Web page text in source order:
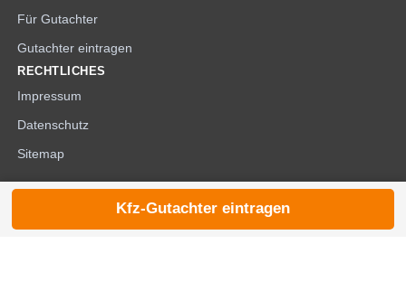
Für Gutachter
Gutachter eintragen
RECHTLICHES
Impressum
Datenschutz
Sitemap
© 2026 die-kfzgutachter.de |
Kfz-Gutachter eintragen